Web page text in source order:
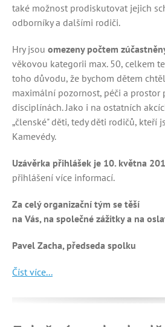
také možnost prodiskutovat jejich
odborníky a dalšími rodiči.
Hry jsou omezeny počtem
věkovou kategorii max. 50, celkem
toho důvodu, že bychom dětem
maximální pozornost, péči a prostor
disciplínách. Jako i na ostatních
„členské" děti, tedy děti rodičů, kteří
Kamevédy.
Uzávěrka přihlášek je 10. května
přihlášení více informací.
Za celý organizační tým se těší
na Vás, na společné zážitky a na
Pavel Zacha, předseda spolku
Číst více...